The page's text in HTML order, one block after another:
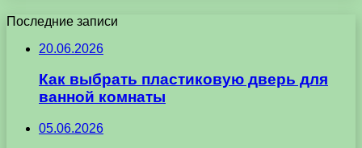
Последние записи
20.06.2026
Как выбрать пластиковую дверь для
ванной комнаты
05.06.2026